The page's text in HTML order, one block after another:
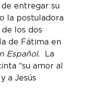
entregar su
la postuladora
los dos
de Fátima en
Español. La
“su amor al
a Jesús